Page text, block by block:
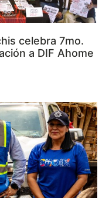
celebra 7mo.
a DIF Ahome